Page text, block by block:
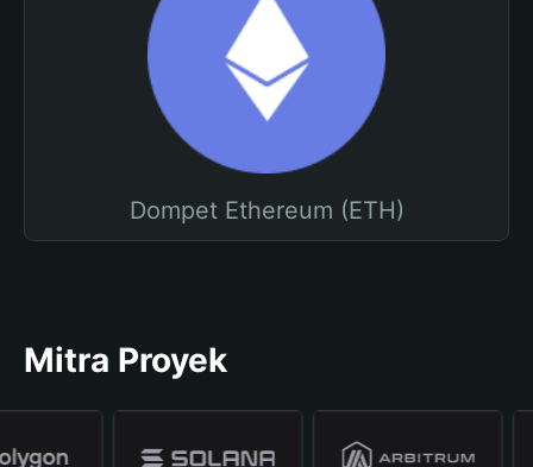
Dompet Ethereum (ETH)
Mitra Proyek